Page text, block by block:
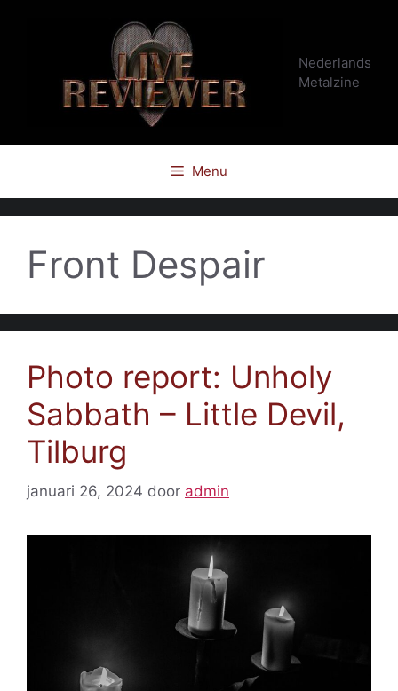
Nederlands
Metalzine
Menu
Front Despair
Photo report: Unholy
Sabbath – Little Devil,
Tilburg
januari 26, 2024 door admin